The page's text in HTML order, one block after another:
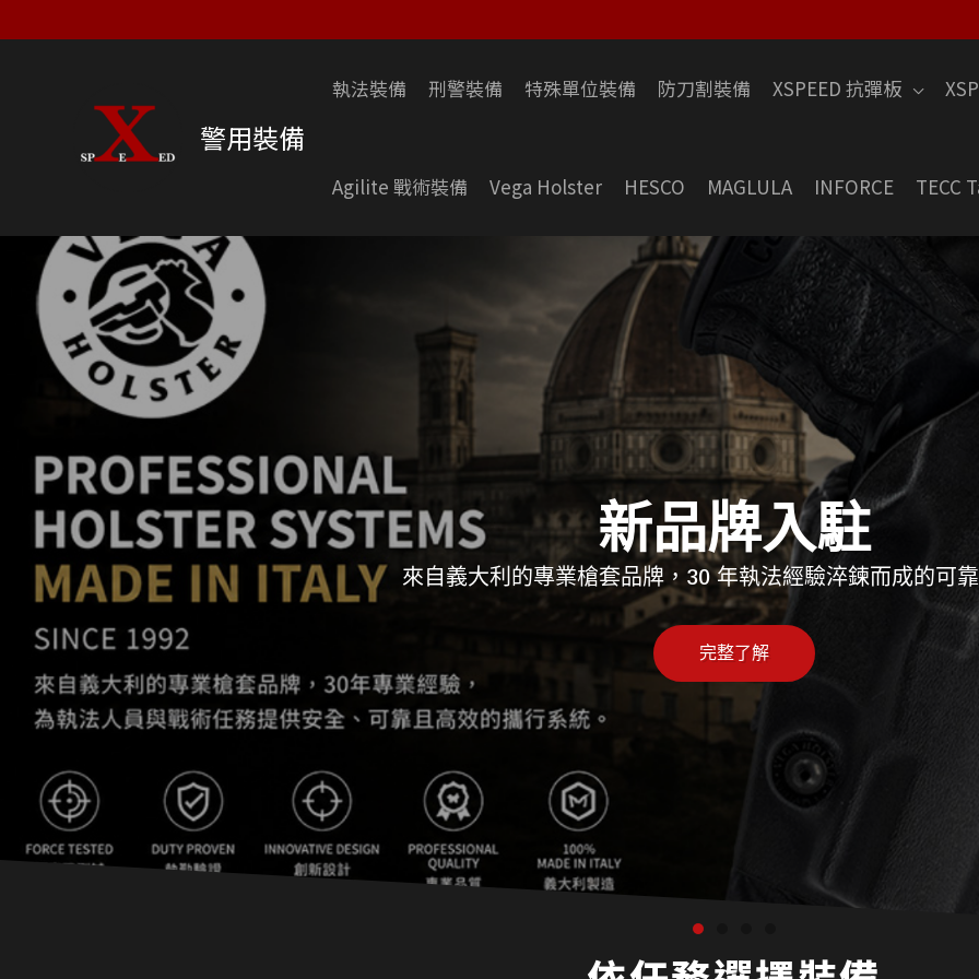
至
警用裝備
執法裝備 刑警裝備 特殊單位裝備 防刀割裝備 XSPEED 抗彈板
Agilite 戰術裝備 Vega Holster HESCO MAGLULA INFORCE TECC
抗彈板完整指南
NIJ防彈等級、抗彈板選擇與SPECIAL THREAT解
完整了解